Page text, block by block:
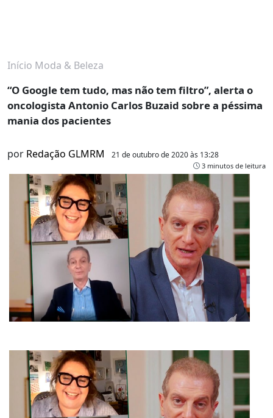
Início Moda & Beleza
“O Google tem tudo, mas não tem filtro”, alerta o
oncologista Antonio Carlos Buzaid sobre a péssima
mania dos pacientes
por Redação GLMRM 21 de outubro de 2020 às 13:28
3 minutos de leitura